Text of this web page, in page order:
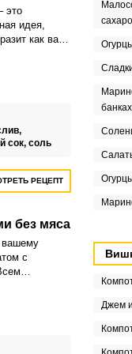
"Дамский
можно
йогурт или
для
это
идея,
как ваш
сок, соль
РЕЦЕПТ
без мяса
вашему
с
Джем